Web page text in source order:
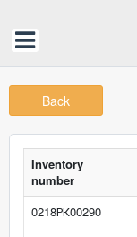
Back
Inventory
number
0218РК00290